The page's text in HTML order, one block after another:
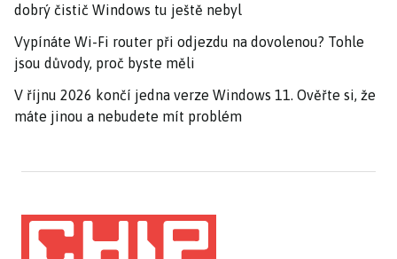
dobrý čistič Windows tu ještě nebyl
Vypínáte Wi-Fi router při odjezdu na dovolenou? Tohle
jsou důvody, proč byste měli
V říjnu 2026 končí jedna verze Windows 11. Ověřte si, že
máte jinou a nebudete mít problém